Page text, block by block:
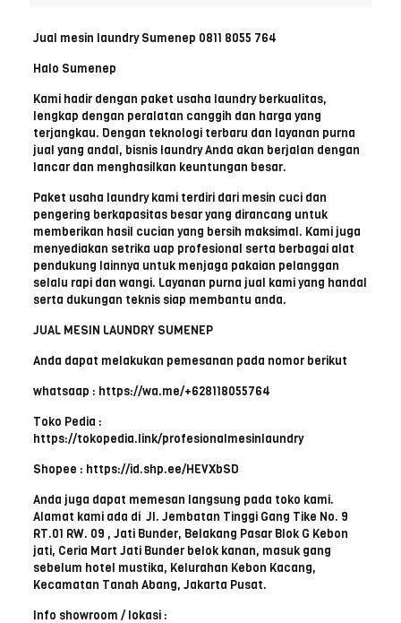
Jual mesin laundry Sumenep 0811 8055 764
Halo Sumenep
Kami hadir dengan paket usaha laundry berkualitas,
lengkap dengan peralatan canggih dan harga yang
terjangkau. Dengan teknologi terbaru dan layanan purna
jual yang andal, bisnis laundry Anda akan berjalan dengan
lancar dan menghasilkan keuntungan besar.
Paket usaha laundry kami terdiri dari mesin cuci dan
pengering berkapasitas besar yang dirancang untuk
memberikan hasil cucian yang bersih maksimal. Kami juga
menyediakan setrika uap profesional serta berbagai alat
pendukung lainnya untuk menjaga pakaian pelanggan
selalu rapi dan wangi. Layanan purna jual kami yang handal
serta dukungan teknis siap membantu anda.
JUAL MESIN LAUNDRY SUMENEP
Anda dapat melakukan pemesanan pada nomor berikut
whatsaap : https://wa.me/+628118055764
Toko Pedia :
https://tokopedia.link/profesionalmesinlaundry
Shopee : https://id.shp.ee/HEVXbSD
Anda juga dapat memesan langsung pada toko kami.
Alamat kami ada di Jl. Jembatan Tinggi Gang Tike No. 9
RT.01 RW. 09 , Jati Bunder, Belakang Pasar Blok G Kebon
jati, Ceria Mart Jati Bunder belok kanan, masuk gang
sebelum hotel mustika, Kelurahan Kebon Kacang,
Kecamatan Tanah Abang, Jakarta Pusat.
Info showroom / lokasi :